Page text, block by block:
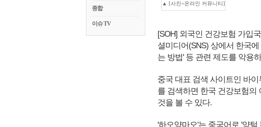
종합
이슈 TV
▲ [사진=온라인 커뮤니티]
[SOH] 외국인 건강보험 가입
셜미디어(SNS) 상에서 한국
는 방법' 등 관련 제도를 악용
중국 대표 검색 사이트인 바
를 검색하면 한국 건강보험의
것을 볼 수 있다.
'하오양마오'는 중국어로 '양